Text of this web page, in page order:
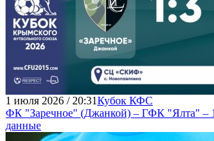
1 июля 2026 / 20:31Кубок КФС
ФК "Заречное" (Джанкой) – ГФК "Ялта" –
данные